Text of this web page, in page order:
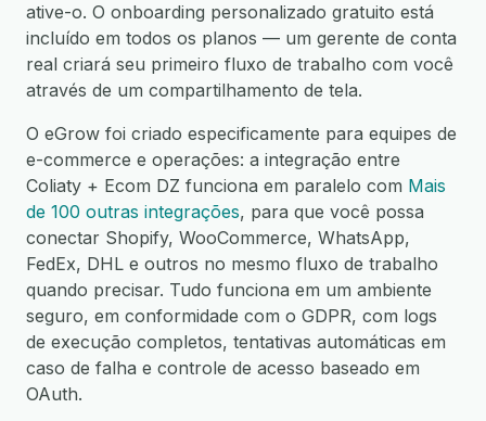
ative-o. O onboarding personalizado gratuito está
incluído em todos os planos — um gerente de conta
real criará seu primeiro fluxo de trabalho com você
através de um compartilhamento de tela.
O eGrow foi criado especificamente para equipes de
e-commerce e operações: a integração entre
Coliaty + Ecom DZ funciona em paralelo com Mais
de 100 outras integrações, para que você possa
conectar Shopify, WooCommerce, WhatsApp,
FedEx, DHL e outros no mesmo fluxo de trabalho
quando precisar. Tudo funciona em um ambiente
seguro, em conformidade com o GDPR, com logs
de execução completos, tentativas automáticas em
caso de falha e controle de acesso baseado em
OAuth.